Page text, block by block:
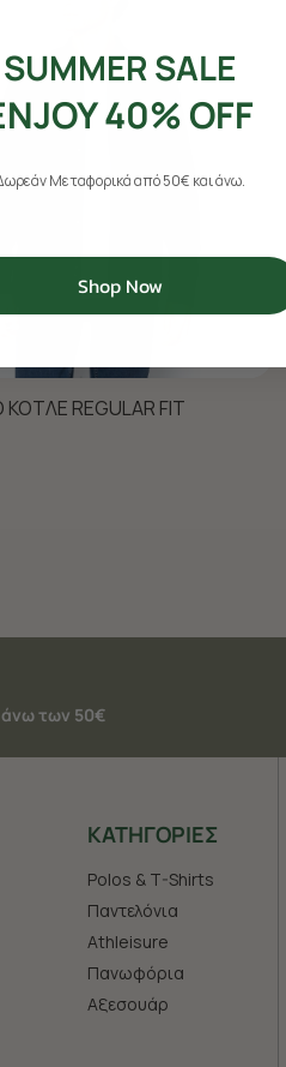
REGULAR FIT
των 50€
ΚΑΤΗΓΟΡΙΕΣ
Polos & T-Shirts
Παντελόνια
Athleisure
Πανωφόρια
Aξεσουάρ
SUMMER SALE
40% OFF
Μεταφορικά από 50€ και άνω.
Shop Now